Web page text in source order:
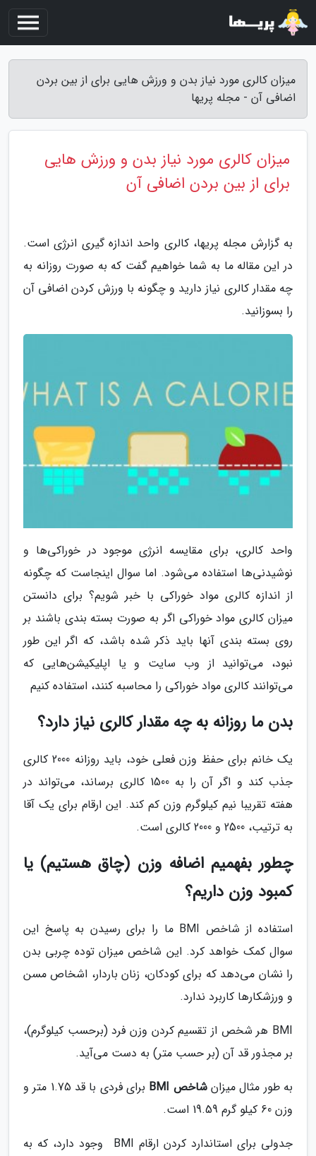
میزان کالری مورد نیاز بدن و ورزش هایی برای از بین بردن
اضافی آن - مجله پریها
میزان کالری مورد نیاز بدن و ورزش هایی
برای از بین بردن اضافی آن
به گزارش مجله پریها، کالری واحد اندازه گیری انرژی است.
در این مقاله ما به شما خواهیم گفت که به صورت روزانه به
چه مقدار کالری نیاز دارید و چگونه با ورزش کردن اضافی آن
را بسوزانید.
واحد کالری، برای مقایسه انرژی موجود در خوراکی‌ها و
نوشیدنی‌ها استفاده می‌شود. اما سوال اینجاست که چگونه
از اندازه کالری مواد خوراکی با خبر شویم؟ برای دانستن
میزان کالری مواد خوراکی اگر به صورت بسته بندی باشند بر
روی بسته بندی آنها باید ذکر شده باشد، که اگر این طور
نبود، می‌توانید از وب سایت و یا اپلیکیشن‌هایی که
می‌توانند کالری مواد خوراکی را محاسبه کنند، استفاده کنیم
بدن ما روزانه به چه مقدار کالری نیاز دارد؟
یک خانم برای حفظ وزن فعلی‌ خود، باید روزانه 2000 کالری
جذب کند و اگر آن را به 1500 کالری برساند، می‌تواند در
هفته تقریبا نیم کیلوگرم وزن کم کند. این ارقام برای یک آقا
به ترتیب، 2500 و 2000 کالری است.
چطور بفهمیم اضافه وزن (چاق هستیم) یا
کمبود وزن داریم؟
استفاده از شاخص BMI ما را برای رسیدن به پاسخ این
سوال کمک خواهد کرد. این شاخص میزان توده چربی بدن
را نشان می‌دهد که برای کودکان، زنان باردار، اشخاص مسن
و ورزشکار‌ها کاربرد ندارد.
BMI هر شخص از تقسیم کردن وزن فرد (برحسب کیلوگرم)،
بر مجذور قد آن (بر حسب متر) به دست می‌آید.
به طور مثال میزانشاخص BMI
برای فردی با قد 1.75 متر و
وزن 60 کیلو گرم 19.59 است.
جدولی برای استاندارد کردن ارقام BMI وجود دارد، که به